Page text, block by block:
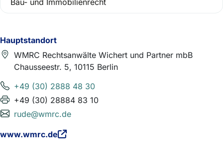
Hauptstandort
WMRC Rechtsanwälte Wichert und Partner mbB
Chausseestr. 5, 10115 Berlin
+49 (30) 2888 48 30
+49 (30) 28884 83 10
rude@wmrc.de
www.wmrc.de
Bau- und Immobilienrecht